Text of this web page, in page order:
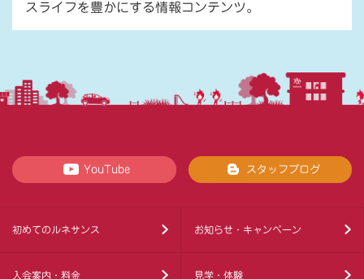
スライフを豊かにする情報コンテンツ。
YouTube スタッフブログ
初めてのルネサンス お知らせ・キャンペーン
入会案内・料金 見学・体験